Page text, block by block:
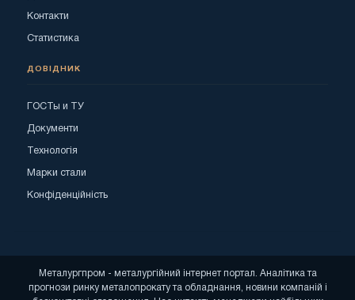
Контакти
Статистика
ДОВІДНИК
ГОСТы и ТУ
Документи
Технологія
Марки стали
Конфіденційність
Металургпром - металургійний інтернет портал. Аналітика та
прогнози ринку металопрокату та обладнання, новини компаній і